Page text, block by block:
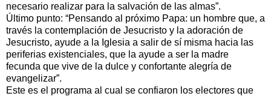
necesario realizar para la salvación de las almas”.
Último punto: “Pensando al próximo Papa: un hombre que, a
través la contemplación de Jesucristo y la adoración de
Jesucristo, ayude a la Iglesia a salir de sí misma hacia las
periferias existenciales, que la ayude a ser la madre
fecunda que vive de la dulce y confortante alegría de
evangelizar”.
Este es el programa al cual se confiaron los electores que